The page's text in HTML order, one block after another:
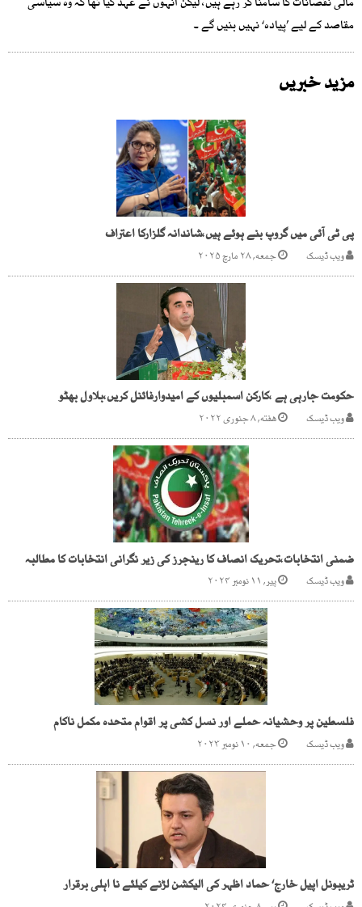
مقاصد کے لیے ’پیادہ‘ نہیں بنیں گے ۔
مزید خبریں
پی ٹی آئی میں گروپ بنے ہوئے ہیں،شاندانہ گلزارکا اعتراف
ویب ڈیسک جمعه, ۲۸ مارچ ۲۰۲۵
حکومت جارہی ہے ،کارکن اسمبلیوں کے امیدوارفائنل کریں،بلاول بھٹو
ویب ڈیسک هفته, ۸ جنوری ۲۰۲۲
ضمنی انتخابات،تحریک انصاف کا رینجرز کی زیر نگرانی انتخابات کا مطالبہ
ویب ڈیسک پیر, ۱۱ نومبر ۲۰۲۴
فلسطین پر وحشیانہ حملے اور نسل کشی پر اقوام متحدہ مکمل ناکام
ویب ڈیسک جمعه, ۱۰ نومبر ۲۰۲۳
ٹریبونل اپیل خارج‘ حماد اظہر کی الیکشن لڑنے کیلئے نا اہلی برقرار